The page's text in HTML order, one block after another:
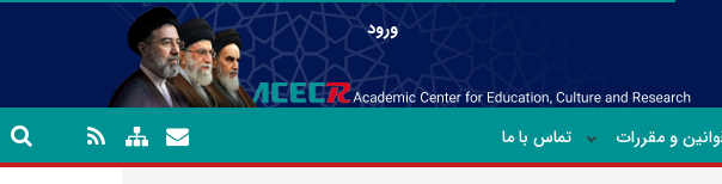
ورود
و مقررات
تماس با ما